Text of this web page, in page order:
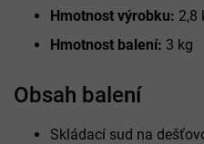
Obsah balení
Skládací sud na
Hmotnost výrobku: 2,8
Hmotnost balení: 3 kg